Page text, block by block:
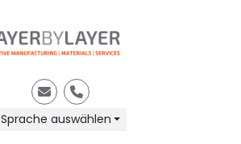
E-MailTelefon
Sprache auswählen